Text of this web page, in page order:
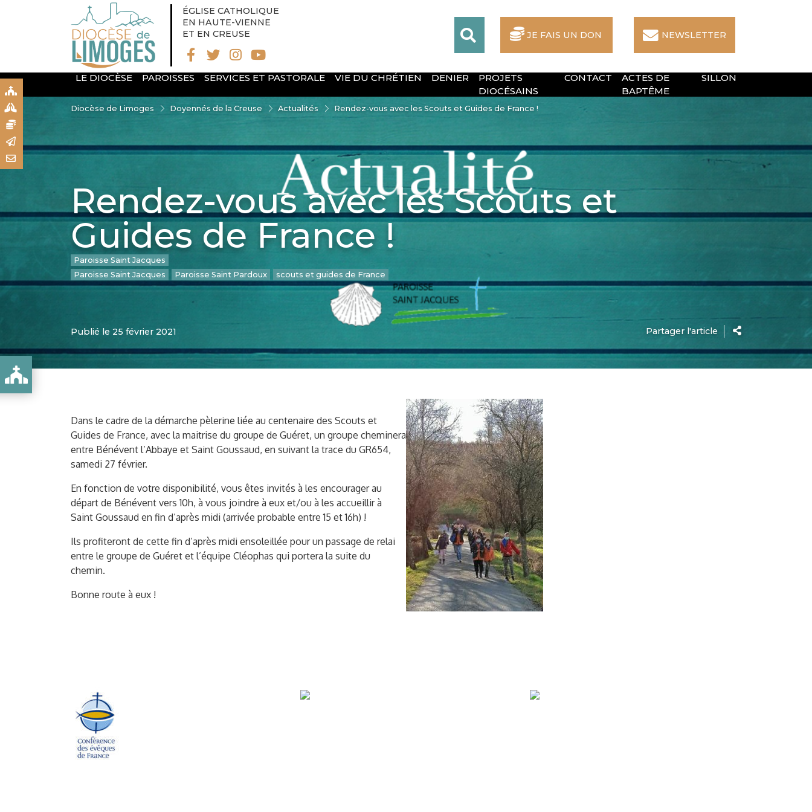
ÉGLISE CATHOLIQUE
EN HAUTE-VIENNE
ET EN CREUSE
JE FAIS UN DON NEWSLETTER
LE DIOCÈSE PAROISSES SERVICES ET PASTORALE VIE DU CHRÉTIEN DENIER
PROJETS
DIOCÉSAINS
CONTACT
ACTES DE
BAPTÊME
SILLON
Diocèse de Limoges Doyennés de la Creuse Actualités Rendez-vous avec les Scouts et Guides de France !
Rendez-vous avec les Scouts et
Guides de France !
Paroisse Saint Jacques
Paroisse Saint Jacques
Paroisse Saint Pardoux scouts et guides de France
Partager l'article
Publié le 25 février 2021
Dans le cadre de la démarche pèlerine liée au centenaire des Scouts et
Guides de France, avec la maitrise du groupe de Guéret, un groupe cheminera
entre Bénévent l’Abbaye et Saint Goussaud, en suivant la trace du GR654,
samedi 27 février.
En fonction de votre disponibilité, vous êtes invités à les encourager au
départ de Bénévent vers 10h, à vous joindre à eux et/ou à les accueillir à
Saint Goussaud en fin d’après midi (arrivée probable entre 15 et 16h) !
Ils profiteront de cette fin d’après midi ensoleillée pour un passage de relai
entre le groupe de Guéret et l’équipe Cléophas qui portera la suite du
chemin.
Bonne route à eux !